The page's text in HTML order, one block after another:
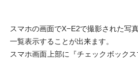
スマホの画面でX−E2で撮影された写
一覧表示することが出来ます。
スマホ画面上部に『チェックボック